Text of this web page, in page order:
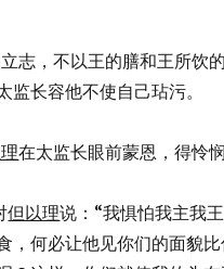
志，不以王的膳和王所饮
监长容他不使自己玷污。
在太监长眼前蒙恩，得怜悯
但以理说：“我惧怕我主我
，何必让他见你们的面貌